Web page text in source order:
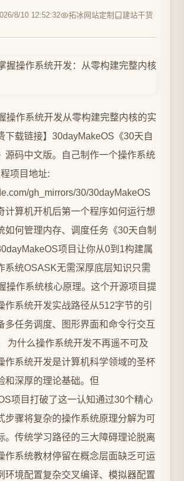
8/10 12:52:32 拓冰网站定制 建站干货
操作系统开发从零构建完整内核的实
下载链接】30dayMakeOS《30天自
源码中文版。自己制作一个操作系统
项目地址:
gh_mirrors/30/30dayMakeOS
计算机开机后第一个程序如何运行想
如何管理内存、调度任务《30天自制
项目让你从0到1构建属
系统OSASK无需深厚底层知识只需
操作系统核心原理。这个开源项目提
作系统开发实战路径从512字节的引
多任务调度、图形界面和命令行交互
为什么操作系统开发不再遥不可及
作系统开发是计算机科学领域的圣杯
和深厚的理论基础。但
项目打破了这一认知通过30个精心
步骤将复杂的操作系统原理分解为可
。传统学习路径的三大障碍理论脱离
作系统教材停留在概念层面缺乏可运
环境配置复杂交叉编译、模拟器配置